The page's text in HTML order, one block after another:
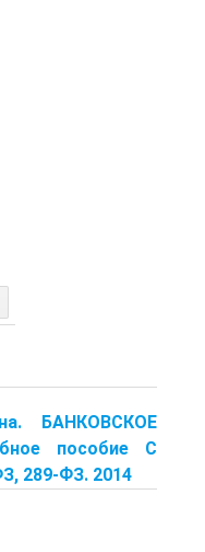
БАНКОВСКОЕ
пособие С
289-ФЗ. 2014